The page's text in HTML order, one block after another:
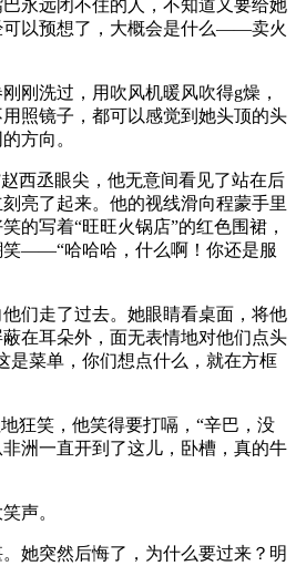
永远闭不住的人，不知道又要给她
可以预想了，大概会是什么——卖火
刚洗过，用吹风机暖风吹得g燥，
照镜子，都可以感觉到她头顶的头
方向。
西丞眼尖，他无意间看见了站在后
亮了起来。他的视线滑向程蒙手里
的写着“旺旺火锅店”的红色围裙，
笑——“哈哈哈，什么啊！你还是服
们走了过去。她眼睛看桌面，将他
在耳朵外，面无表情地对他们点头
是菜单，你们想点什么，就在方框
狂笑，他笑得要打嗝，“辛巴，没
洲一直开到了这儿，卧槽，真的牛
声。
她突然后悔了，为什么要过来？明